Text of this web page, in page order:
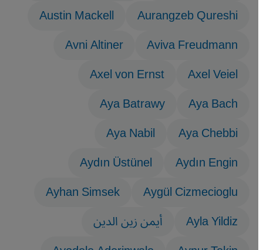
Aurangzeb Qureshi
Austin Mackell
Aviva Freudmann
Avni Altiner
Axel Veiel
Axel von Ernst
Aya Bach
Aya Batrawy
Aya Chebbi
Aya Nabil
Aydın Engin
Aydın Üstünel
Aygül Cizmecioglu
Ayhan Simsek
Ayla Yildiz
أيمن زين الدين